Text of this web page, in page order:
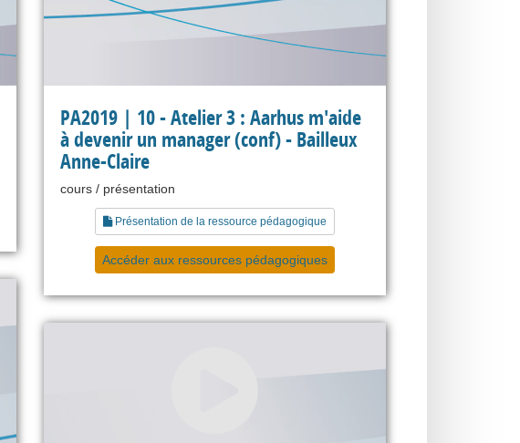
PA2019 | 10 - Atelier 3 : Aarhus m'aide
à devenir un manager (conf) - Bailleux
Anne-Claire
cours / présentation
Présentation de la ressource pédagogique
Accéder aux ressources pédagogiques